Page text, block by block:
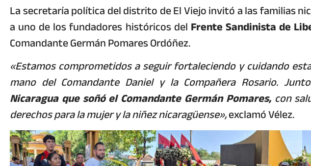
La secretaría política del distrito de El Viejo invitó a las familias
a uno de los fundadores históricos delFrente Sandinista de
Comandante Germán Pomares Ordóñez.
«Estamos comprometidos a seguir fortaleciendo y cuidando
mano del Comandante Daniel y la Compañera Rosario.
Nicaragua que soñó el Comandante Germán Pomares,con
derechos para la mujer y la niñez nicaragüense»,exclamó Vélez.